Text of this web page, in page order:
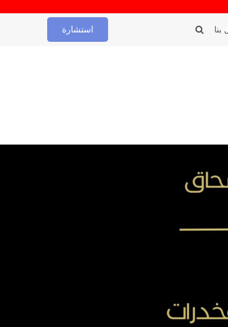
بنا استشارة